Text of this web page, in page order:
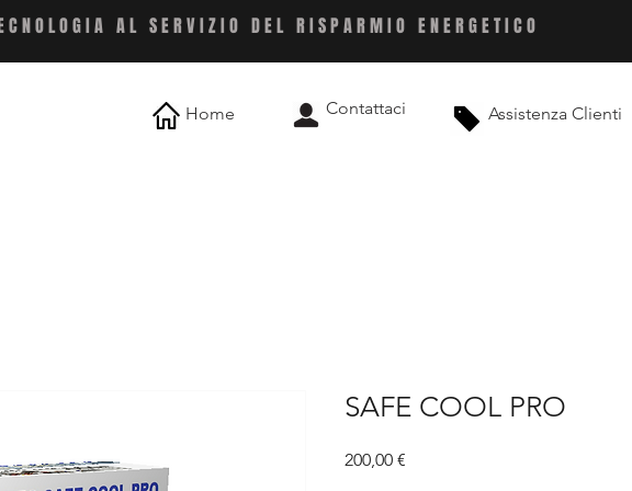
AL SERVIZIO DEL RISPARMIO ENERGETICO
SAFE COOL PRO
200,00 €
Assistenza Clienti
Contattaci
Home